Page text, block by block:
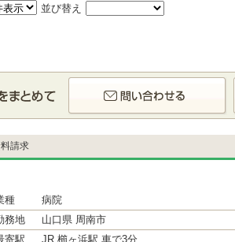
並び替え
請求
種
病院
務地
山口県 周南市
寄駅
JR 櫛ヶ浜駅 車で3分